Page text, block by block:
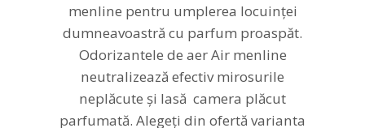
menline pentru umplerea locuinței
dumneavoastră cu parfum proaspăt.
Odorizantele de aer Air menline
neutralizează efectiv mirosurile
neplăcute și lasă camera plăcut
parfumată. Alegeți din ofertă varianta